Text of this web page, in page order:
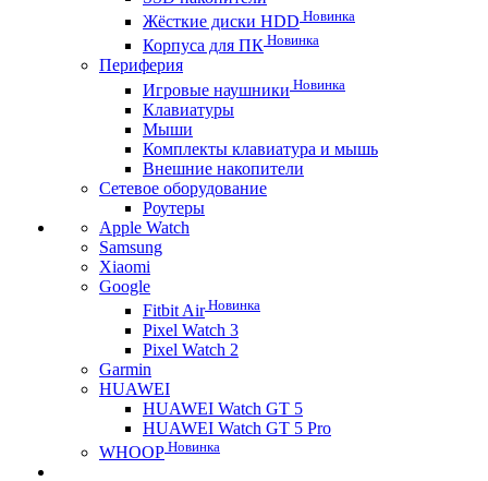
Жёсткие диски HDD Новинка
Корпуса для ПК Новинка
Периферия
Игровые наушники Новинка
Клавиатуры
Мыши
Комплекты клавиатура и мышь
Внешние накопители
Сетевое оборудование
Роутеры
Apple Watch
Samsung
Xiaomi
Google
Fitbit AirНовинка
Pixel Watch 3
Pixel Watch 2
Garmin
HUAWEI
HUAWEI Watch GT 5
HUAWEI Watch GT 5 Pro
WHOOP Новинка